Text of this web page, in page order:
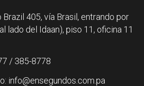
405, vía Brasil, entrando por
lado del Idaan), piso 11, oficina 11
/ 385-8778
info@ensegundos.com.pa